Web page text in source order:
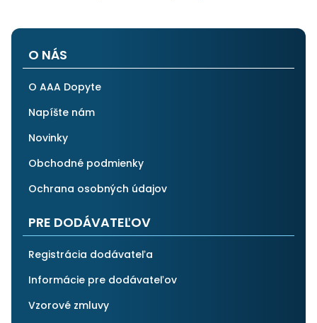
O NÁS
O AAA Dopyte
Napíšte nám
Novinky
Obchodné podmienky
Ochrana osobných údajov
PRE DODÁVATEĽOV
Registrácia dodávateľa
Informácie pre dodávateľov
Vzorové zmluvy